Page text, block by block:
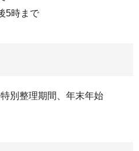
5時まで
別整理期間、年末年始